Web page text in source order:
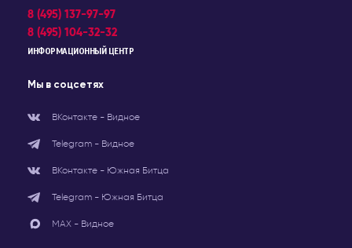
8 (495) 137-97-97
8 (495) 104-32-32
ИНФОРМАЦИОННЫЙ ЦЕНТР
Мы в соцсетях
ВКонтакте - Видное
Telegram - Видное
ВКонтакте - Южная Битца
Telegram - Южная Битца
МАХ - Видное